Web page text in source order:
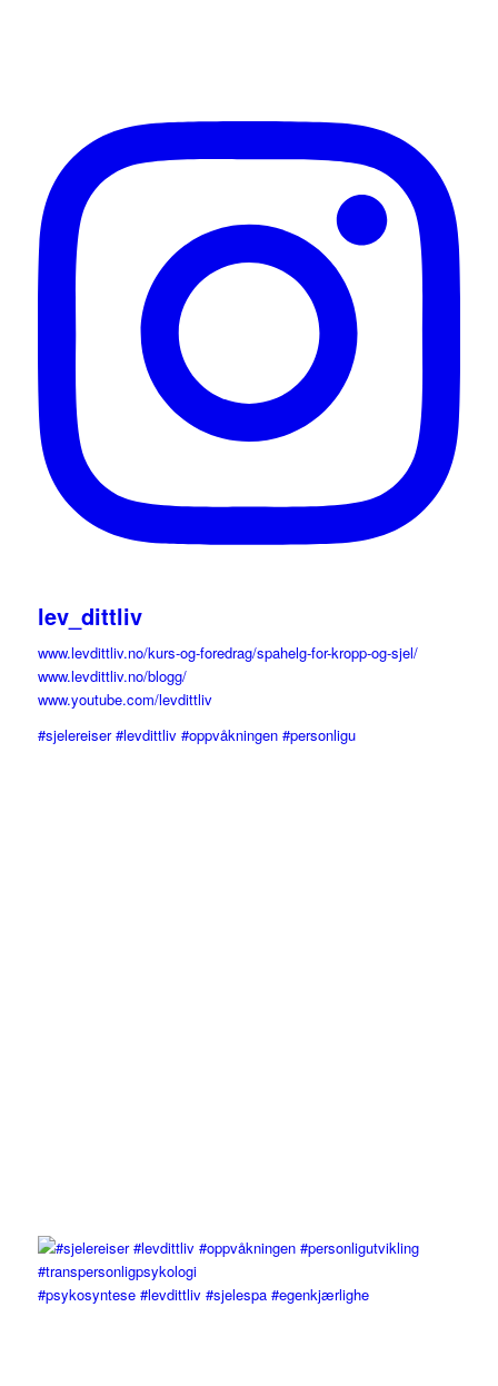
lev_dittliv
www.levdittliv.no/kurs-og-foredrag/spahelg-for-kropp-og-sjel/
www.levdittliv.no/blogg/
www.youtube.com/levdittliv
#sjelereiser #levdittliv #oppvåkningen #personligu
#psykosyntese #levdittliv #sjelespa #egenkjærlighe